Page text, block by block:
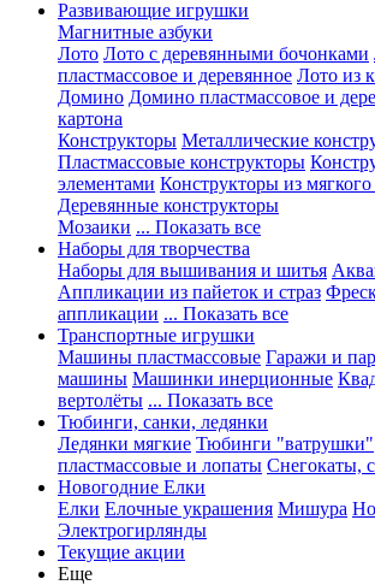
Развивающие игрушки
Магнитные азбуки
Лото Лото с деревянными бочонками
пластмассовое и деревянное Лото из
Домино Домино пластмассовое и
картона
Конструкторы Металлические
Пластмассовые конструкторы
элементами Конструкторы из мягкого
Деревянные конструкторы
Мозаики ... Показать все
Наборы для творчества
Наборы для вышивания и шитья
Аппликации из пайеток и страз
аппликации ... Показать все
Транспортные игрушки
Машины пластмассовые Гаражи и
машины Машинки инерционные
вертолёты ... Показать все
Тюбинги, санки, ледянки
Ледянки мягкие Тюбинги "ватрушки"
пластмассовые и лопаты Снегокаты,
Новогодние Елки
Елки Елочные украшения Мишура
Электрогирлянды
Текущие акции
Еще